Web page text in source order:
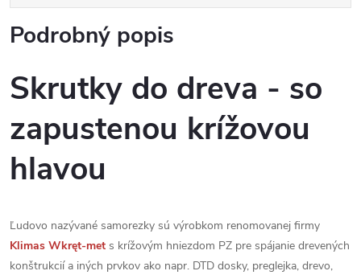
Podrobný popis
Skrutky do dreva - so
zapustenou krížovou
hlavou
Ľudovo nazývané samorezky sú výrobkom renomovanej firmy
Klimas Wkręt-met s krížovým hniezdom PZ pre spájanie drevených
konštrukcií a iných prvkov ako napr. DTD dosky, preglejka, drevo,